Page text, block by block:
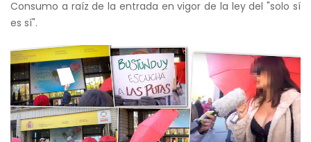
Consumo a raíz de la entrada en vigor de la ley del "solo sí
es sí".